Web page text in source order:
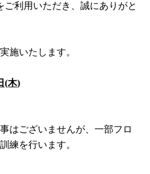
ご利用いただき、誠にありがと
施いたします。
(木)
はございませんが、一部フロ
練を行います。